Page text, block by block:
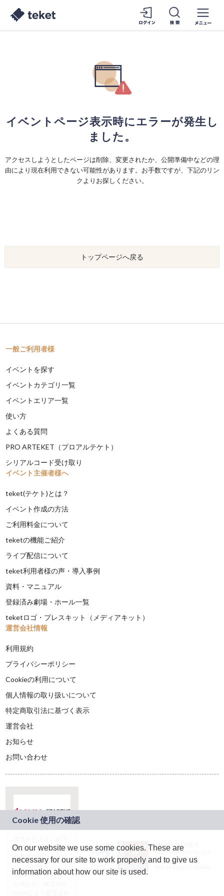
イベントページ表示時にエラーが発生し
ました。
アクセスしようとしたページは削除、変更されたか、公開準備中などの理
由により現在利用できない可能性があります。お手数ですが、下記のリン
クよりお探しください。
トップページへ戻る
一般ご利用者様
イベントを探す
イベントカテゴリ一覧
イベントエリア一覧
使い方
よくある質問
PRO ARTEKET（プロアルテケト）
シリアルコード受け取り
イベント主催者様へ
teket(テケト)とは？
イベント作成の方法
ご利用料金について
teketの機能ご紹介
ライブ配信について
teket利用者様の声・導入事例
資料・マニュアル
登録済み劇場・ホール一覧
teketロゴ・プレスキット（メディアキット）
運営会社情報
利用規約
プライバシーポリシー
Cookieの利用について
個人情報の取り扱いについて
特定商取引法に基づく表示
運営会社
お知らせ
お問い合わせ
ドコモグループの新
規事業創出プログラ
ム「docomo
STARTUP」を通じて
JASRAC許諾番号：
9024936001Y45037
JASRAC許諾番号：
On our website we use some cookies. These are
necessary for our site to work properly and to give us
information about how our site is used.